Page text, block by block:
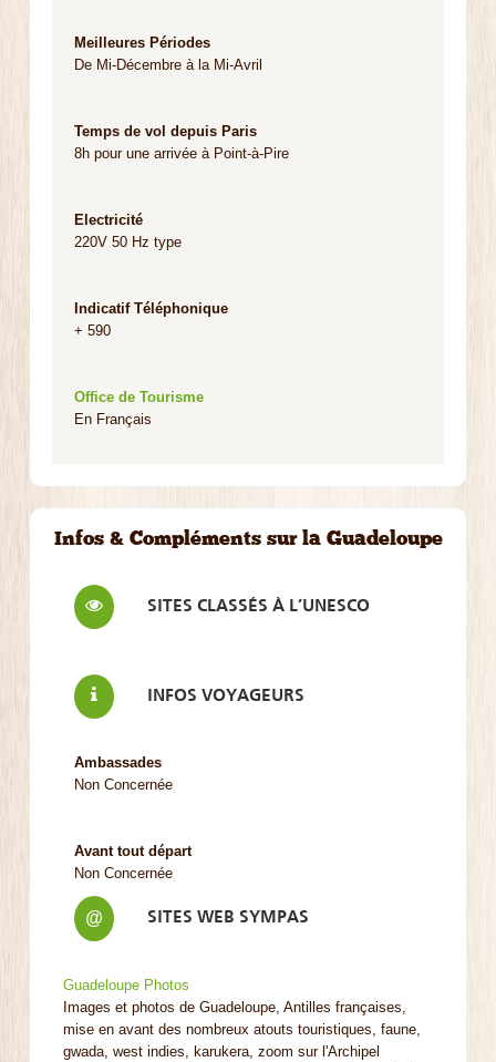
Meilleures Périodes
De Mi-Décembre à la Mi-Avril
Temps de vol depuis Paris
8h pour une arrivée à Point-à-Pire
Electricité
220V 50 Hz type
Indicatif Téléphonique
+ 590
Office de Tourisme
En Français
Infos & Compléments sur la Guadeloupe
SITES CLASSÉS À L’UNESCO
INFOS VOYAGEURS
Ambassades
Non Concernée
Avant tout départ
Non Concernée
@ SITES WEB SYMPAS
Guadeloupe Photos
Images et photos de Guadeloupe, Antilles françaises,
mise en avant des nombreux atouts touristiques, faune,
gwada, west indies, karukera, zoom sur l'Archipel